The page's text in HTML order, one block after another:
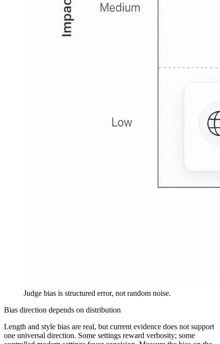
Judge bias is structured error, not random noise.
Bias direction depends on distribution
Length and style bias are real, but current evidence does not support
one universal direction. Some settings reward verbosity; some